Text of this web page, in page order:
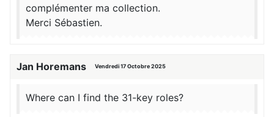
complémenter ma collection.
Merci Sébastien.
Jan Horemans Vendredi 17 Octobre 2025
Where can I find the 31-key roles?